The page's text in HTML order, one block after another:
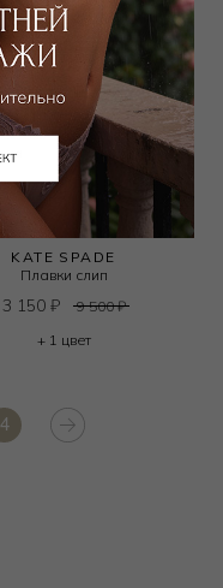
KATE SPADE
Плавки слип
3 150 ₽ 9 500₽
+ 1 цвет
4